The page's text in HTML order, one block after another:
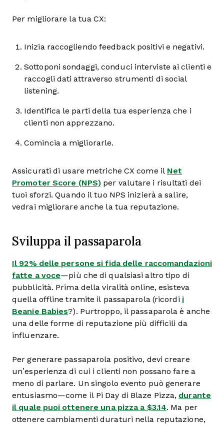
Per migliorare la tua CX:
Inizia raccogliendo feedback positivi e negativi.
Sottoponi sondaggi, conduci interviste ai clienti e
raccogli dati attraverso strumenti di social
listening.
Identifica le parti della tua esperienza che i
clienti non apprezzano.
Comincia a migliorarle.
Assicurati di usare metriche CX come il Net
Promoter Score (NPS) per valutare i risultati dei
tuoi sforzi. Quando il tuo NPS inizierà a salire,
vedrai migliorare anche la tua reputazione.
Sviluppa il passaparola
Il 92% delle persone si fida delle raccomandazioni
fatte a voce—più che di qualsiasi altro tipo di
pubblicità. Prima della viralità online, esisteva
quella offline tramite il passaparola (ricordi i
Beanie Babies?). Purtroppo, il passaparola è anche
una delle forme di reputazione più difficili da
influenzare.
Per generare passaparola positivo, devi creare
un’esperienza di cui i clienti non possano fare a
meno di parlare. Un singolo evento può generare
entusiasmo—come il Pi Day di Blaze Pizza, durante
il quale puoi ottenere una pizza a $3.14. Ma per
ottenere cambiamenti duraturi nella reputazione,